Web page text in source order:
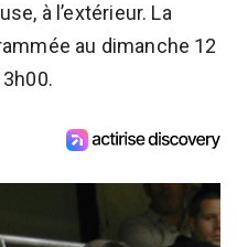
à l’extérieur. La
au dimanche 12